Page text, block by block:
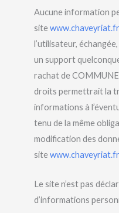
Aucune information
site www.chaveyriat.fr
l’utilisateur,
un support
rachat de
droits permettrait la
informations à
tenu de la même
modification des
site www.chaveyriat.fr
Le site n’est pas
d’informations